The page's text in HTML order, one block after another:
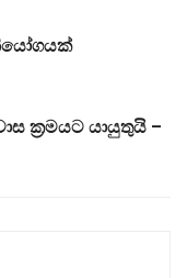
ක‍්‍රමයට යායුතුයි –